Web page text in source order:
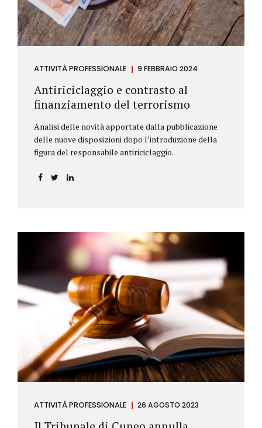
ATTIVITÀ PROFESSIONALE 9 FEBBRAIO 2024
Antiriciclaggio e contrasto al
finanziamento del terrorismo
Analisi delle novità apportate dalla pubblicazione
delle nuove disposizioni dopo l’introduzione della
figura del responsabile antiriciclaggio.
ATTIVITÀ PROFESSIONALE 26 AGOSTO 2023